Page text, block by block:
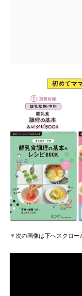
▼次の画像は下へスクロー